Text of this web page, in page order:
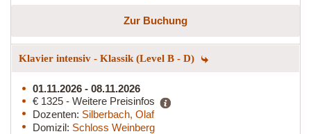
Zur Buchung
Klavier intensiv - Klassik (Level B - D)
01.11.2026 - 08.11.2026
€ 1325 - Weitere Preisinfos
Dozenten: Silberbach, Olaf
Domizil: Schloss Weinberg